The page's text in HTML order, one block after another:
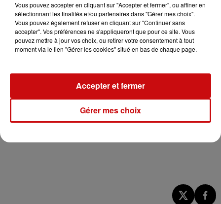
Vous pouvez accepter en cliquant sur "Accepter et fermer", ou affiner en
sélectionnant les finalités et/ou partenaires dans "Gérer mes choix".
Vous pouvez également refuser en cliquant sur "Continuer sans
accepter". Vos préférences ne s'appliqueront que pour ce site. Vous
pouvez mettre à jour vos choix, ou retirer votre consentement à tout
moment via le lien "Gérer les cookies" situé en bas de chaque page.
Gérer mes choix
Accepter et fermer